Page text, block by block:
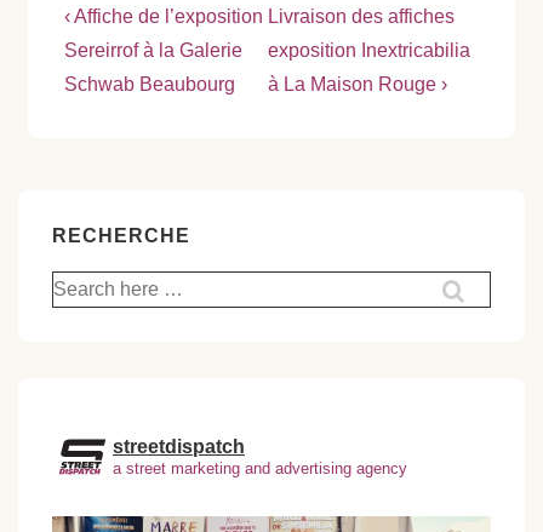
Navigation
de
l’article
Previous
Post
is
‹ Affiche de l’exposition
Sereirrof à la Galerie
Schwab Beaubourg
Next
Post
is
Livraison des affiches
exposition Inextricabilia
à La Maison Rouge ›
RECHERCHE
Recherche
pour:
streetdispatch
a street marketing and advertising agency